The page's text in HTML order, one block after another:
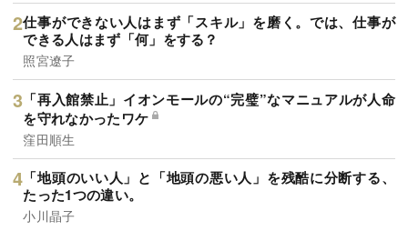
仕事ができない人はまず「スキル」を磨く。では、仕事が
できる人はまず「何」をする？
照宮遼子
「再入館禁止」イオンモールの“完璧”なマニュアルが人命
を守れなかったワケ
窪田順生
「地頭のいい人」と「地頭の悪い人」を残酷に分断する、
たった1つの違い。
小川晶子